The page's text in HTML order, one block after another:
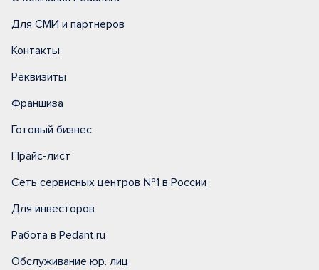
Для СМИ и партнеров
Контакты
Реквизиты
Франшиза
Готовый бизнес
Прайс-лист
Сеть сервисных центров №1 в России
Для инвесторов
Работа в Pedant.ru
Обслуживание юр. лиц